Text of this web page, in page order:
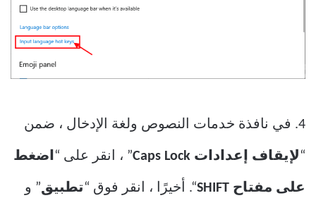
4. في نافذة خدمات النصوص ولغة الإدخال ، ضمن
“ لإيقاف إعدادات Caps Lock ” ، انقر على “ اضغط
على مفتاح SHIFT “. أخيرًا ، انقر فوق “ تطبيق” و